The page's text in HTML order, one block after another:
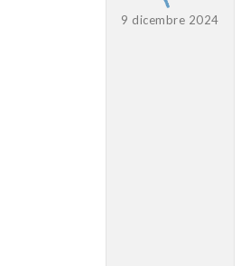
9 dicembre 2024